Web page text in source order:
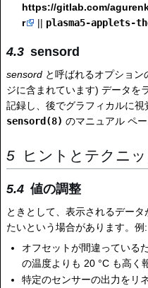
https://gitlab.com/
r
|| plasma5-applets-
sensord
sensord と呼ばれるオプション
ジに含まれています) データを
記録し、後でグラフィカルに視
sensord(8) のマニュアル ペ
ヒントとテクニッ
値の調整
ときとして、表示されるデー
たいという場合があります。例:
オフセットが間違っている
の温度よりも 20 °C も高く
特定のセンサーの出力をリ